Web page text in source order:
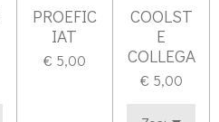
PROEFIC
IAT
€ 5,00
COOLST
E
COLLEGA
€ 5,00